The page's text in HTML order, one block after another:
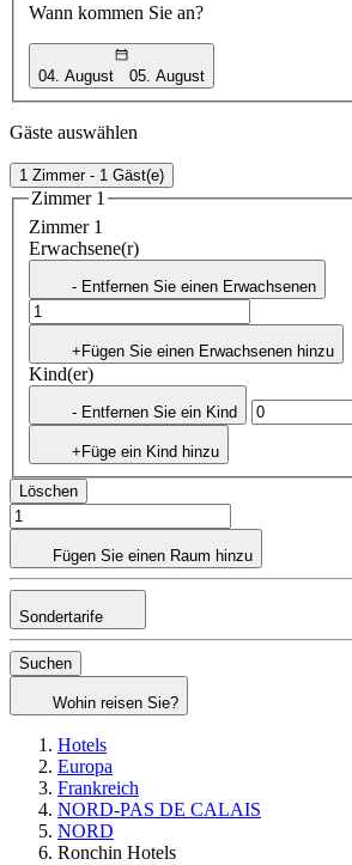
Wann kommen Sie an?
04. August 05. August
Gäste auswählen
1 Zimmer - 1 Gäst(e)
Zimmer 1
Zimmer 1
Erwachsene(r)
- Entfernen Sie einen Erwachsenen
+Fügen Sie einen Erwachsenen hinzu
Kind(er)
- Entfernen Sie ein Kind
+Füge ein Kind hinzu
Löschen
Fügen Sie einen Raum hinzu
Sondertarife
Suchen
Wohin reisen Sie?
Hotels
Europa
Frankreich
NORD-PAS DE CALAIS
NORD
Ronchin Hotels